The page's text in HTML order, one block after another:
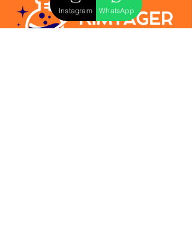
Instagram WhatsApp